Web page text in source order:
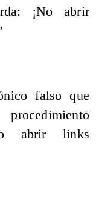
¡No abrir
falso que
abrir links